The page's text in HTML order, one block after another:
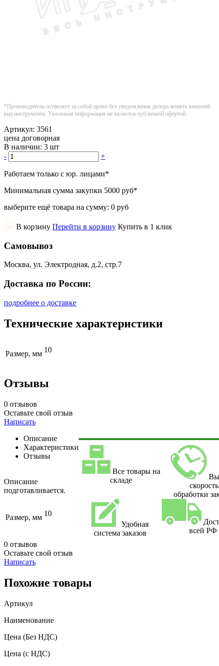
*Производитель оставляет за собой право без уведомления дилера менять внешний
вид инструмента. Указанная информация не является публичной офертой.
Артикул: 3561
цена договорная
В наличии: 3 шт
-
+
Работаем только с юр. лицами*
Минимальная сумма закупки 5000 руб*
выберите ещё товара на сумму: 0 руб
В корзину Перейти в корзину Купить в 1 клик
Самовывоз
Москва, ул. Электродная, д.2, стр.7
Доставка по России:
подробнее о доставке
Технические характеристики
Размер, мм 10
Отзывы
0 отзывов
Оставьте свой отзыв
Написать
Описание
Характеристики
Отзывы
Описание
подготавливается.
Размер, мм 10
0 отзывов
Оставьте свой отзыв
Написать
Все товары на
складе
скорость
обработки
Удобная
система заказов
всей РФ
Похожие товары
Артикул
Наименование
Цена (Без НДС)
Цена (с НДС)